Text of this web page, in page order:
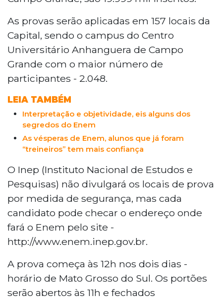
As provas serão aplicadas em 157 locais da
Capital, sendo o campus do Centro
Universitário Anhanguera de Campo
Grande com o maior número de
participantes - 2.048.
LEIA TAMBÉM
Interpretação e objetividade, eis alguns dos
segredos do Enem
As vésperas de Enem, alunos que já foram
“treineiros” tem mais confiança
O Inep (Instituto Nacional de Estudos e
Pesquisas) não divulgará os locais de prova
por medida de segurança, mas cada
candidato pode checar o endereço onde
fará o Enem pelo site -
http://www.enem.inep.gov.br.
A prova começa às 12h nos dois dias -
horário de Mato Grosso do Sul. Os portões
serão abertos às 11h e fechados